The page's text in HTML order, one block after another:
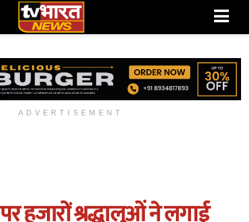
ADVERTISEMENT
हजारों श्रद्धालुओं ने लगाई